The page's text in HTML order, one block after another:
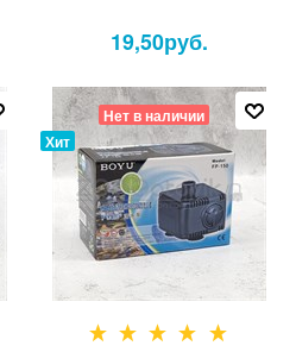
19,50руб.
Нет в наличии
Хит